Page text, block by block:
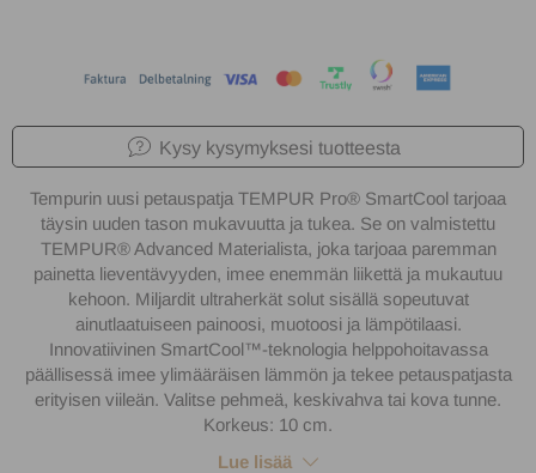
Kysy kysymyksesi tuotteesta
Tempurin uusi petauspatja TEMPUR Pro® SmartCool tarjoaa
täysin uuden tason mukavuutta ja tukea. Se on valmistettu
TEMPUR® Advanced Materialista, joka tarjoaa paremman
painetta lieventävyyden, imee enemmän liikettä ja mukautuu
kehoon. Miljardit ultraherkät solut sisällä sopeutuvat
ainutlaatuiseen painoosi, muotoosi ja lämpötilaasi.
Innovatiivinen SmartCool™️-teknologia helppohoitavassa
päällisessä imee ylimääräisen lämmön ja tekee petauspatjasta
erityisen viileän. Valitse pehmeä, keskivahva tai kova tunne.
Korkeus: 10 cm.
Lue lisää